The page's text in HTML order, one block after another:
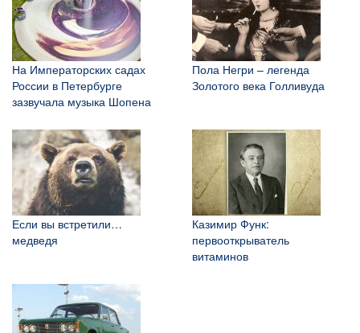
На Императорских садах
России в Петербурге
зазвучала музыка Шопена
Пола Негри – легенда
Золотого века Голливуда
Если вы встретили…
медведя
Казимир Функ:
первооткрыватель
витаминов